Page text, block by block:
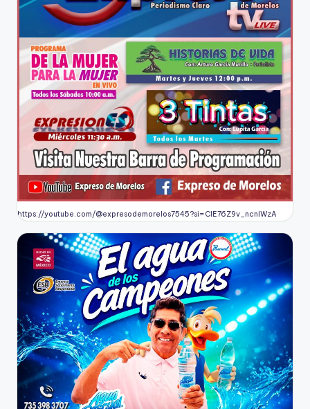
https://youtube.com/@expresodemorelos7545?si=CIE76Z9v_ncnlWzA